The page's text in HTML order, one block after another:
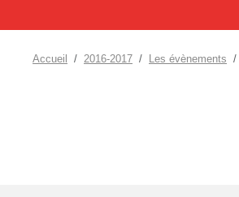
Accueil 2016-2017 Les évènements